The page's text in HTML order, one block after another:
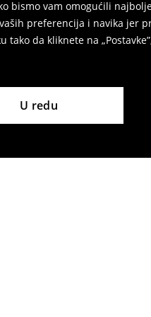
bismo vam omogućili
preferencija i navika jer
da kliknete na
U redu